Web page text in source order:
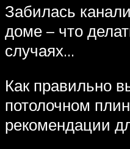
Забилась
доме – что
случаях…
Как правильно
потолочном
рекомендации